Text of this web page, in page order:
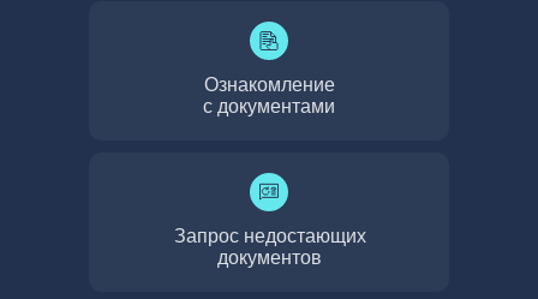
Ознакомление
с документами
Запрос недостающих
документов